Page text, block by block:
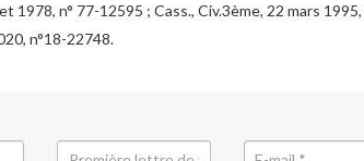
1978, n° 77-12595 ; Cass., Civ.3ème, 22 mars 1995,
n°18-22748.